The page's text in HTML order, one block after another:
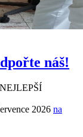
náš!
2026 na